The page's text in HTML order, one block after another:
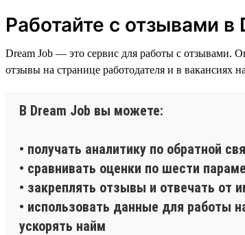
Работайте с отзывами в
Dream Job — это сервис для работы с отзывами.
отзывы на странице работодателя и в вакансиях
В Dream Job вы можете:
• получать аналитику по обратной
• сравнивать оценки по шести
• закреплять отзывы и отвечать от
• использовать данные для работы
ускорять найм